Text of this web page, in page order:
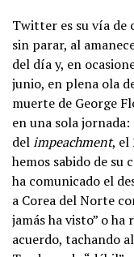
Twitter es su vía de
sin parar, al
del día y, en
junio, en plena ola
muerte de George
en una sola
delimpeachment, el
hemos sabido de
ha comunicado el
a Corea del Norte
jamás ha visto” o
acuerdo, tachando